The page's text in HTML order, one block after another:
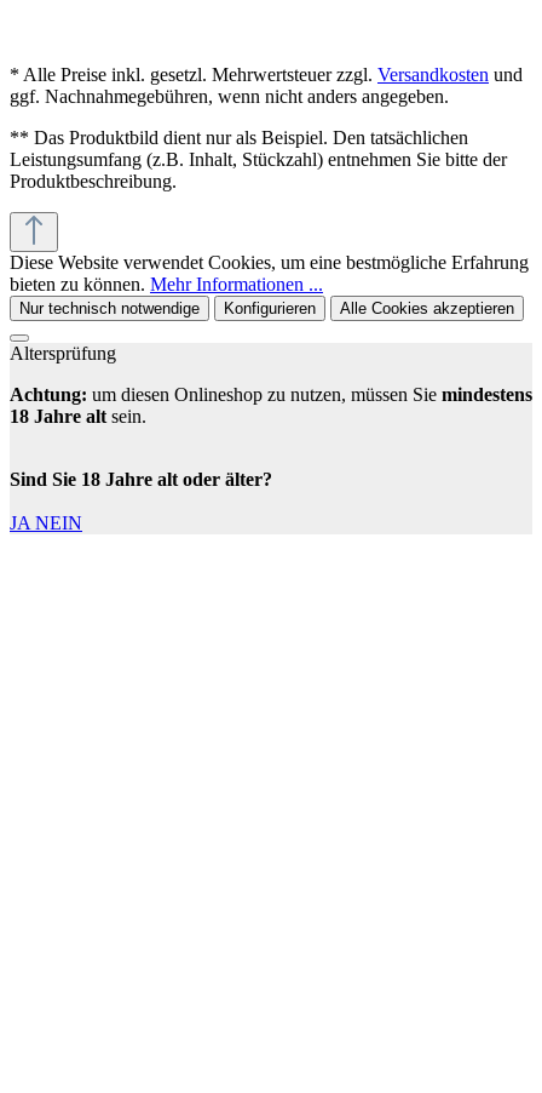
* Alle Preise inkl. gesetzl. Mehrwertsteuer zzgl. Versandkosten und
ggf. Nachnahmegebühren, wenn nicht anders angegeben.
** Das Produktbild dient nur als Beispiel. Den tatsächlichen
Leistungsumfang (z.B. Inhalt, Stückzahl) entnehmen Sie bitte der
Produktbeschreibung.
Diese Website verwendet Cookies, um eine bestmögliche Erfahrung
bieten zu können. Mehr Informationen ...
Nur technisch notwendige Konfigurieren Alle Cookies akzeptieren
Altersprüfung
Achtung: um diesen Onlineshop zu nutzen, müssen Sie mindestens
18 Jahre alt sein.
Sind Sie 18 Jahre alt oder älter?
JA NEIN